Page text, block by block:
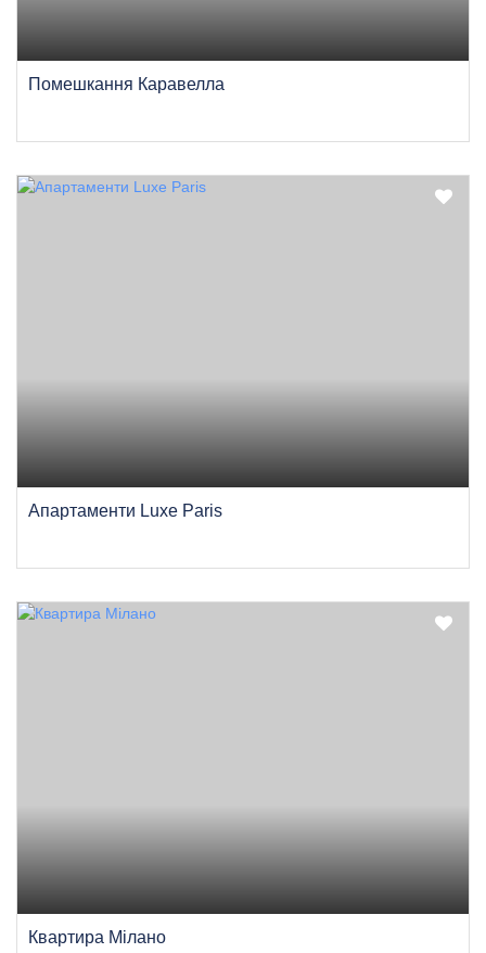
Помешкання Каравелла
Апартаменти Luxe Paris
Квартира Мілано